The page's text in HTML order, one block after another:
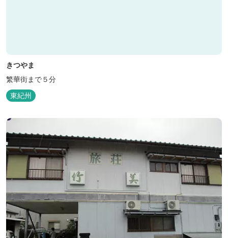
きつやま
繁華街まで５分
東紀州